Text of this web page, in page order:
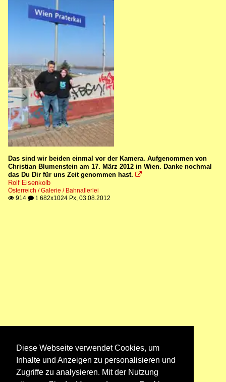
Das sind wir beiden einmal vor der Kamera. Aufgenommen von
Christian Blumenstein am 17. März 2012 in Wien. Danke nochmal
das Du Dir für uns Zeit genommen hast. 
Rolf Eisenkolb
Österreich / Galerie / Bahnallerlei
 914  1 682x1024 Px, 03.08.2012
Diese Webseite verwendet Cookies, um
Inhalte und Anzeigen zu personalisieren und
Zugriffe zu analysieren. Mit der Nutzung